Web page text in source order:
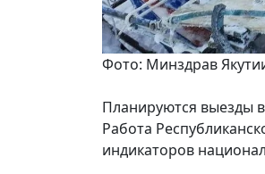
Фото: Минздрав
Планируются выезды
Работа
индикаторов